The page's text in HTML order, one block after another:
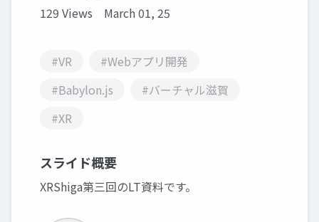
129 Views March 01, 25
#VR
#Webアプリ開発
#Babylon.js
#バーチャル滋賀
#XR
スライド概要
XRShiga第三回のLT資料です。